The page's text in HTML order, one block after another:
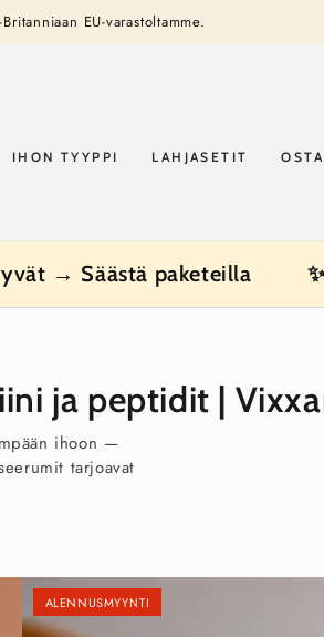
EU-varastoltamme.
IHON TYYPPI LAHJASETIT
→ Säästä paketeilla
ja peptidit |
ihoon —
tarjoavat
ALENNUSMYYNTI